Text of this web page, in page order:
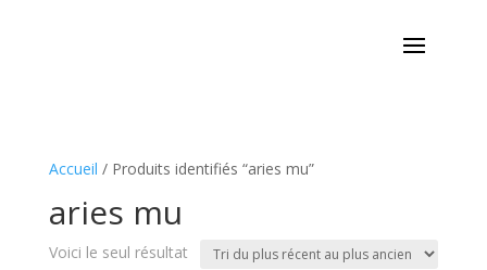
Accueil / Produits identifiés “aries mu”
aries mu
Voici le seul résultat